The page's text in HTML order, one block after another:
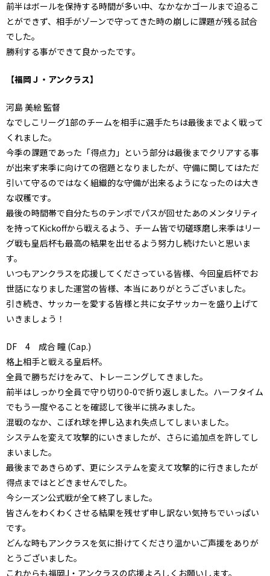
前半はボールを保持する時間が多い中、なかなかゴールまで迫るこ
とができず、相手がゾーンで守ってきた時の崩しに課題が残る試合
でした。
勝利する事ができて良かったです。
【福岡Ｊ・アンクラス】
河島 美絵 監督
なでしこリーグ1部のチームを相手に選手たちは最後までよく戦って
くれました。
今季の課題であった「得点力」という部分は最後までクリアする事
が出来ず来季に向けての宿題となりましたが、守備に関してはただ
引いて守るのではなく組織的な守備が出来るようになったのは大き
な収穫です。
最後の時間帯で自分たちのテンポでパスが回せたあのメンタリティ
を持ってKickoffから戦えるよう、チーム皆で切磋琢磨し来季はリー
グ戦も皇后杯も最高の結果を出せるよう努力し続けたいと思いま
す。
いつもアンクラスを応援してくださっている皆様、今回皇后杯でお
世話になりました運営の皆様、本当にありがとうございました。
引き続き、サッカーを愛する皆様と共に女子サッカーを盛り上げて
いきましょう！
DF 4 成合 瞳 (Cap.)
格上相手と戦える皇后杯。
全員で勝ちだけをみて、トレーニングしてきました。
前半はしっかり全員で守り切り0-0で折り返しました。ハーフタイム
でもう一度やることを確認して後半に挑みました。
混戦のなか、こぼれ球を押し込まれ失点してしまいました。
システムを変えて攻撃的にいきましたが、さらに追加点を許してし
まいました。
最後まであきらめず、更にシステムを変えて攻撃的に行きましたが
得点まではとどきませんでした。
今シーズン公式戦が全て終了しました。
皆さんをわくわくさせる結果を残せず申し訳ない気持ちでいっぱい
です。
どんな時もアンクラスを気に掛けてくださり温かいご声援をありが
とうございました。
これからも福岡J・アンクラスの応援よろしくお願いします。